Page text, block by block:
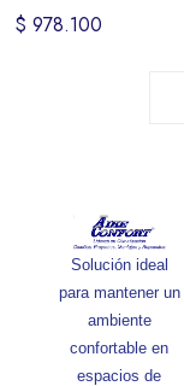
$ 978.100
Solución ideal
para mantener un
ambiente
confortable en
espacios de